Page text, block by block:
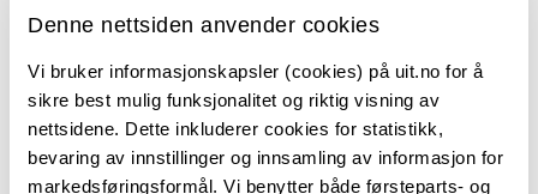
Denne nettsiden anvender cookies
Vi bruker informasjonskapsler (cookies) på uit.no for å
sikre best mulig funksjonalitet og riktig visning av
nettsidene. Dette inkluderer cookies for statistikk,
bevaring av innstillinger og innsamling av informasjon for
markedsføringsformål. Vi benytter både førsteparts- og
Disco? Skal dere ha disco ute på isen,
kanskje?
– Ja, vi har med fullt utstyr til det også,
sier pappa Alexander.